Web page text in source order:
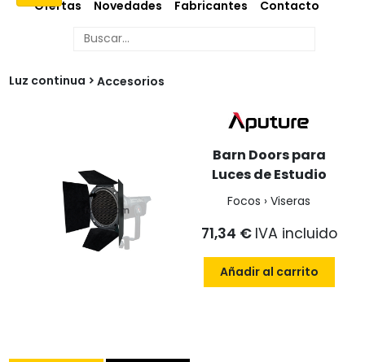
Ofertas Novedades Fabricantes Contacto
Luz continua Accesorios
Barn Doors para
Luces de Estudio
Focos › Viseras
71,34 € IVA incluido
Añadir al carrito